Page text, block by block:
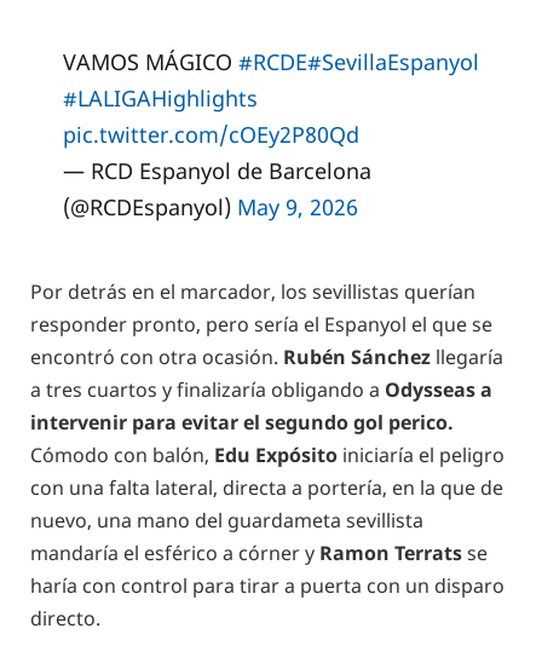
VAMOS MÁGICO #RCDE#SevillaEspanyol
#LALIGAHighlights
pic.twitter.com/cOEy2P80Qd
— RCD Espanyol de Barcelona
(@RCDEspanyol) May 9, 2026
Por detrás en el marcador, los sevillistas querían
responder pronto, pero sería el Espanyol el que se
encontró con otra ocasión. Rubén Sánchez llegaría
a tres cuartos y finalizaría obligando a Odysseas a
intervenir para evitar el segundo gol perico.
Cómodo con balón, Edu Expósito iniciaría el peligro
con una falta lateral, directa a portería, en la que de
nuevo, una mano del guardameta sevillista
mandaría el esférico a córner y Ramon Terratsse
haría con control para tirar a puerta con un disparo
directo.